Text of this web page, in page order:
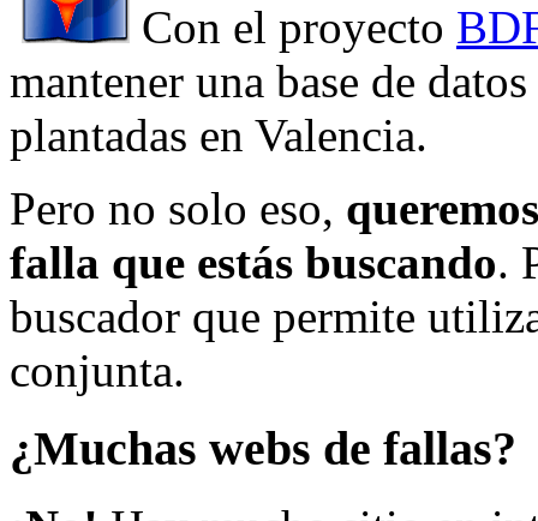
Con el proyecto
mantener una base de
plantadas en Valencia.
Pero no solo eso,
falla que estás buscando.
buscador que permite
conjunta.
¿Muchas webs de fallas?